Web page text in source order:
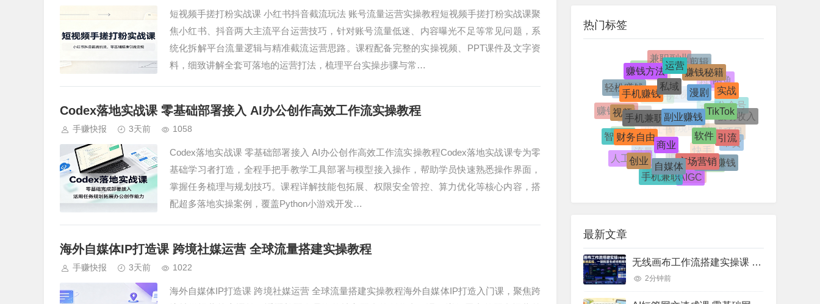
短视频手搓打粉实战课 小红书抖音截流玩法 账号流量运营实操教程短视频手搓打粉实战课聚
焦小红书、抖音两大主流平台运营技巧，针对账号流量低迷、内容曝光不足等常见问题，系
统化拆解平台流量逻辑与精准截流运营思路。课程配备完整的实操视频、PPT课件及文字资
料，细致讲解全套可落地的运营打法，梳理平台实操步骤与常…
Codex落地实战课 零基础部署接入 AI办公创作高效工作流实操教程
手赚快报 3天前 1058
Codex落地实战课 零基础部署接入 AI办公创作高效工作流实操教程Codex落地实战课专为零
基础学习者打造，全程手把手教学工具部署与模型接入操作，帮助学员快速熟悉操作界面，
掌握任务梳理与规划技巧。课程详解技能包拓展、权限安全管控、算力优化等核心内容，搭
配超多落地实操案例，覆盖Python小游戏开发…
海外自媒体IP打造课 跨境社媒运营 全球流量搭建实操教程
手赚快报 3天前 1022
海外自媒体IP打造课 跨境社媒运营 全球流量搭建实操教程海外自媒体IP打造入门课，聚焦跨
热门标签
短视频
AI应用
电商
电商(跨境)
抖音
直播
跨境电商
小红书
拼多多
视频号
淘宝
兼职副业剪辑
闲鱼
公众号
赚钱项目
快手
IP
流量
项目
赚钱副业
轻松赚钱
赚钱方法
运营
赚钱秘籍
实战
被动收入
带货
变现
网络兼职
剪映
人工智能
智能体
视频
手机赚钱
私域
漫剧
TikTok
引流
小白赚钱
AIGC
手机兼职
创业
财务自由
手机兼职赚钱副业赚钱
软件
市场营销
自媒体
商业
最新文章
无线画布工作流搭建实操课 电脑端AI视频图文批量生成商业落地教程
2分钟前